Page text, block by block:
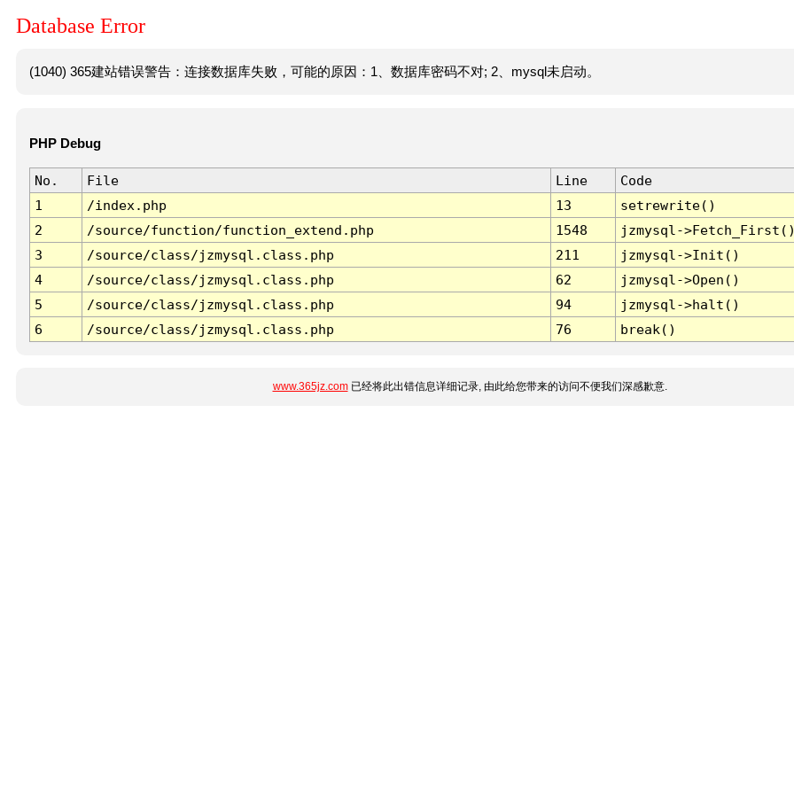
Database Error
(1040) 365建站错误警告：连接数据库失败，可能的原因：1、数据库密码不对; 2、mysql未启动。
PHP Debug
No. File Line
Code
1
/index.php 13
setrewrite()
2
/source/function/function_extend.php 1548
jzmysql-
3
/source/class/jzmysql.class.php 211
jzmysql->Init()
4
/source/class/jzmysql.class.php 62
jzmysql->Open()
5
/source/class/jzmysql.class.php 94
jzmysql->halt()
6
/source/class/jzmysql.class.php 76 break()
www.365jz.com已经将此出错信息详细记录, 由此给您带来的访问不便我们深感歉意.